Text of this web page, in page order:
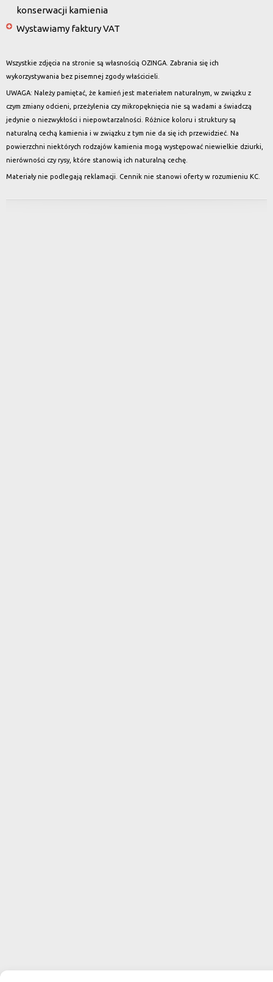
konserwacji kamienia
Wystawiamy faktury VAT
Wszystkie zdjęcia na stronie są własnością OZINGA. Zabrania się ich
wykorzystywania bez pisemnej zgody właścicieli.
UWAGA: Należy pamiętać, że kamień jest materiałem naturalnym, w związku z
czym zmiany odcieni, przeżylenia czy mikropęknięcia nie są wadami a świadczą
jedynie o niezwykłości i niepowtarzalności. Różnice koloru i struktury są
naturalną cechą kamienia i w związku z tym nie da się ich przewidzieć. Na
powierzchni niektórych rodzajów kamienia mogą występować niewielkie dziurki,
nierówności czy rysy, które stanowią ich naturalną cechę.
Materiały nie podlegają reklamacji. Cennik nie stanowi oferty w rozumieniu KC.